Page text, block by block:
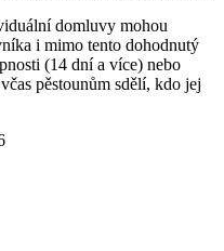
domluvy mohou
i mimo tento dohodnutý
(14 dní a více) nebo
pěstounům sdělí, kdo jej